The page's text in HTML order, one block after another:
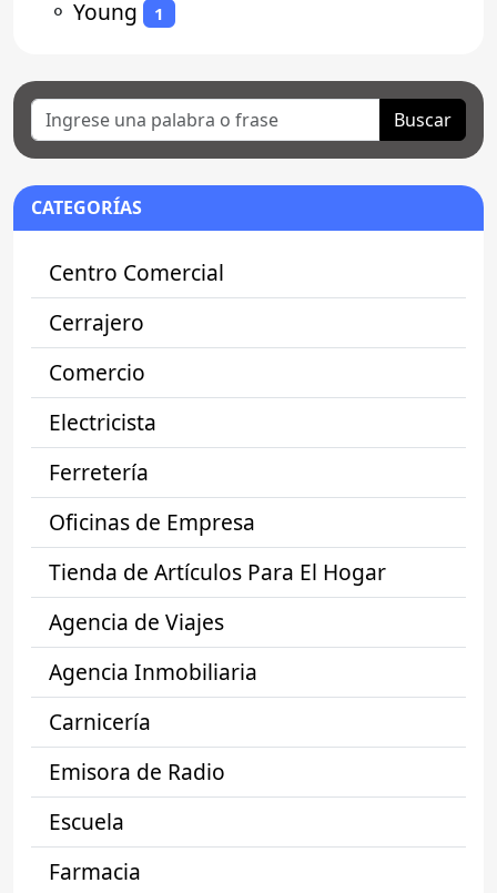
⚬ Young 1
Buscar
CATEGORÍAS
Centro Comercial
Cerrajero
Comercio
Electricista
Ferretería
Oficinas de Empresa
Tienda de Artículos Para El Hogar
Agencia de Viajes
Agencia Inmobiliaria
Carnicería
Emisora de Radio
Escuela
Farmacia